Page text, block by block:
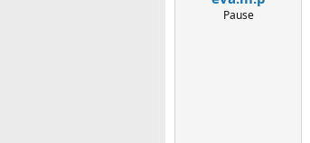
m
Pause